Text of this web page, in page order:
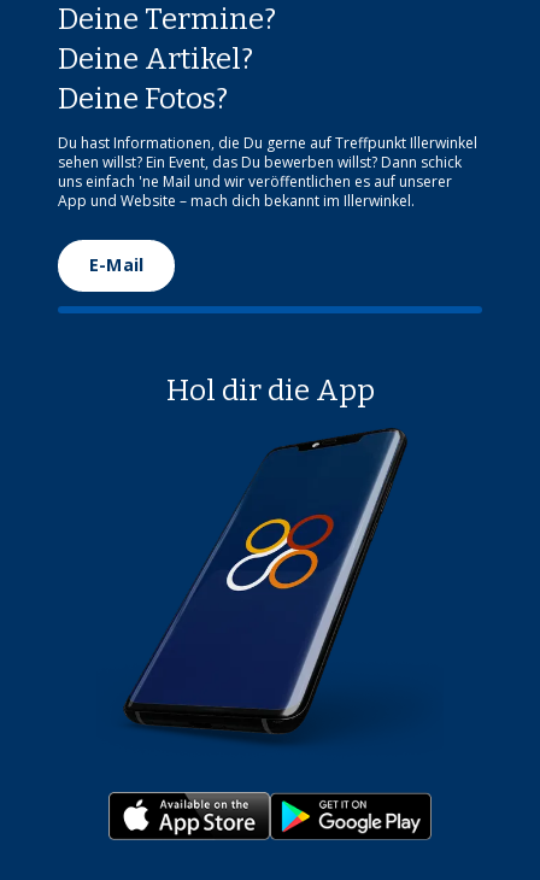
Hol dir die App
Deine Termine?
Deine Artikel?
Deine Fotos?
Du hast Informationen, die Du gerne auf Treffpunkt Illerwinkel
sehen willst? Ein Event, das Du bewerben willst? Dann schick
uns einfach 'ne Mail und wir veröffentlichen es auf unserer
App und Website – mach dich bekannt im Illerwinkel.
E-Mail